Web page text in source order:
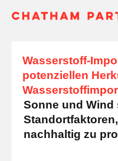
Wasserstoff-
potenziellen
Sonne und
nachhaltig zu